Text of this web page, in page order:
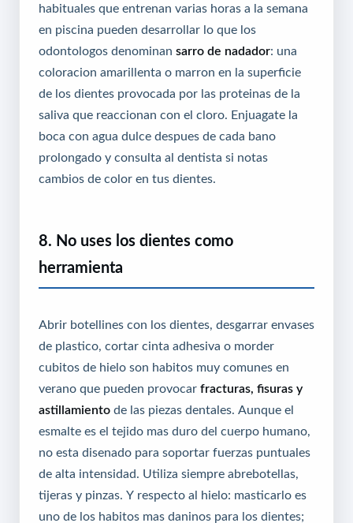
habituales que entrenan varias horas a la semana
en piscina pueden desarrollar lo que los
odontologos denominan sarro de nadador: una
coloracion amarillenta o marron en la superficie
de los dientes provocada por las proteinas de la
saliva que reaccionan con el cloro. Enjuagate la
boca con agua dulce despues de cada bano
prolongado y consulta al dentista si notas
cambios de color en tus dientes.
8. No uses los dientes como
herramienta
Abrir botellines con los dientes, desgarrar envases
de plastico, cortar cinta adhesiva o morder
cubitos de hielo son habitos muy comunes en
verano que pueden provocar fracturas, fisuras y
astillamiento de las piezas dentales. Aunque el
esmalte es el tejido mas duro del cuerpo humano,
no esta disenado para soportar fuerzas puntuales
de alta intensidad. Utiliza siempre abrebotellas,
tijeras y pinzas. Y respecto al hielo: masticarlo es
uno de los habitos mas daninos para los dientes;